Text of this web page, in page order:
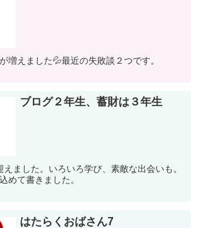
増えました💦最近の失敗談２つです。
ブログ２年生、蓄財は３年生
ました。いろいろ学び、素敵な出会いも。
めて書きました。
はたらくおばさん7